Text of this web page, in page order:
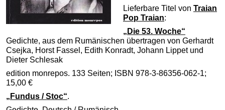
Lieferbare Titel von Traian
Pop Traian:
„Die 53. Woche“
Gedichte, aus dem Rumänischen übertragen von Gerhardt
Csejka, Horst Fassel, Edith Konradt, Johann Lippet und
Dieter Schlesak
edition monrepos. 133 Seiten; ISBN 978-3-86356-062-1;
15,00 €
„Fundus / Stoc“.